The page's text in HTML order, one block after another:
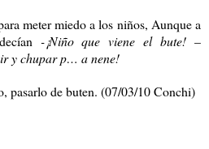
meter miedo a los niños, Aunque a
-¡Niño que viene el bute! –
y chupar p… a nene!
pasarlo de buten. (07/03/10 Conchi)